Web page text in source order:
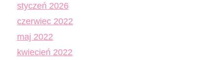
styczeń 2026
czerwiec 2022
maj 2022
kwiecień 2022